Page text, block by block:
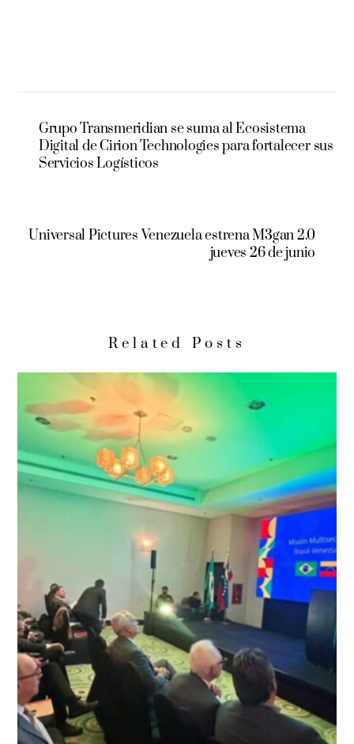
Grupo Transmeridian se suma al Ecosistema
Digital de Cirion Technologies para fortalecer sus
Servicios Logísticos
Universal Pictures Venezuela estrena M3gan 2.0
jueves 26 de junio
Related Posts